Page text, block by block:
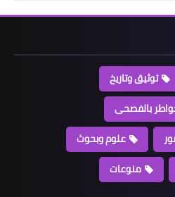
توثيق وتاريخ
بالفصحى
علوم وبحوث
منوعات